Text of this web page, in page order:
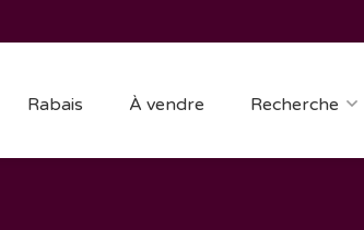
Rabais À vendre Recherche